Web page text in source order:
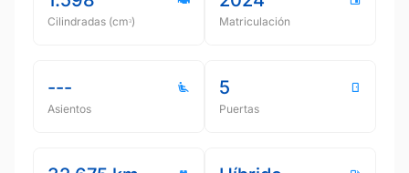
Cilindradas (cmᵌ) Matriculación
---
Asientos
5
Puertas